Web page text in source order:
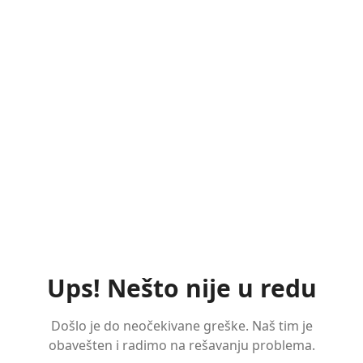
Ups! Nešto nije u redu
Došlo je do neočekivane greške. Naš tim je
obavešten i radimo na rešavanju problema.